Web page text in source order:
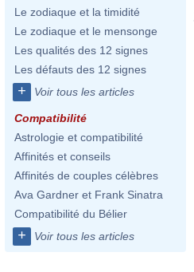
Le zodiaque et la timidité
Le zodiaque et le mensonge
Les qualités des 12 signes
Les défauts des 12 signes
+ Voir tous les articles
Compatibilité
Astrologie et compatibilité
Affinités et conseils
Affinités de couples célèbres
Ava Gardner et Frank Sinatra
Compatibilité du Bélier
+ Voir tous les articles